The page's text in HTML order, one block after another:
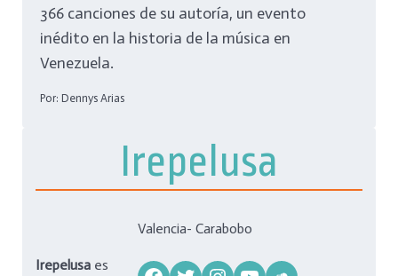
366 canciones de su autoría, un evento
inédito en la historia de la música en
Venezuela.
Por: Dennys Arias
Irepelusa
Irepelusa es
Valencia- Carabobo